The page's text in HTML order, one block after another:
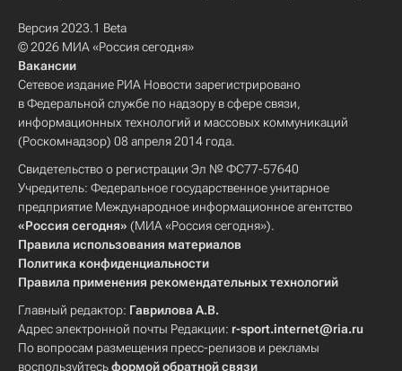
Версия 2023.1 Beta
© 2026 МИА «Россия сегодня»
Вакансии
Сетевое издание РИА Новости зарегистрировано
в Федеральной службе по надзору в сфере связи,
информационных технологий и массовых коммуникаций
(Роскомнадзор) 08 апреля 2014 года.
Свидетельство о регистрации Эл № ФС77-57640
Учредитель: Федеральное государственное унитарное
предприятие Международное информационное агентство
«Россия сегодня» (МИА «Россия сегодня»).
Правила использования материалов
Политика конфиденциальности
Правила применения рекомендательных технологий
Главный редактор: Гаврилова А.В.
Адрес электронной почты Редакции: r-sport.internet@ria.ru
По вопросам размещения пресс-релизов и рекламы
воспользуйтесьформой обратной связи